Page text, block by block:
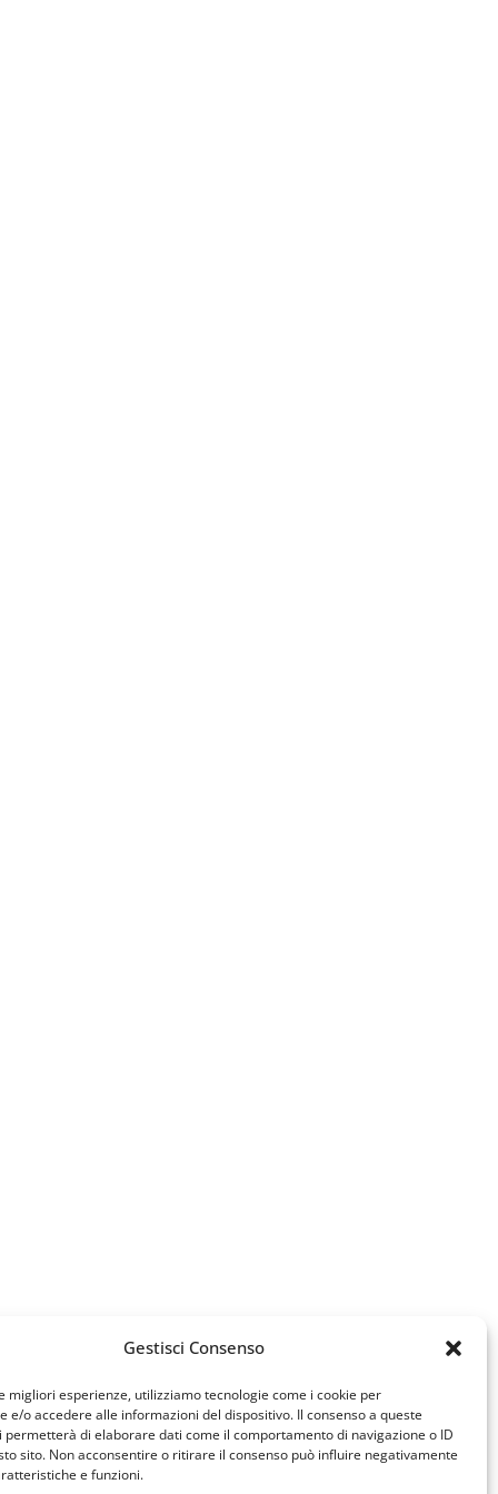
Gestisci Consenso
migliori esperienze, utilizziamo tecnologie come i cookie per
e/o accedere alle informazioni del dispositivo. Il consenso a queste
permetterà di elaborare dati come il comportamento di navigazione o ID
sito. Non acconsentire o ritirare il consenso può influire negativamente
e funzioni.